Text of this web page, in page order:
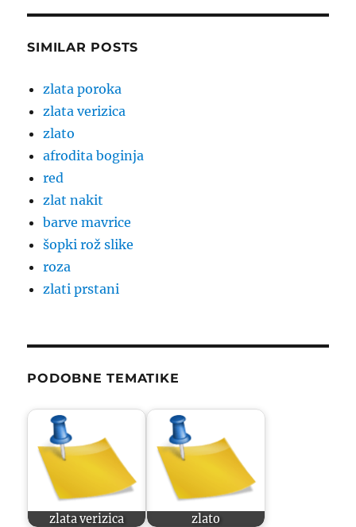
SIMILAR POSTS
zlata poroka
zlata verizica
zlato
afrodita boginja
red
zlat nakit
barve mavrice
šopki rož slike
roza
zlati prstani
PODOBNE TEMATIKE
zlata verizica zlato